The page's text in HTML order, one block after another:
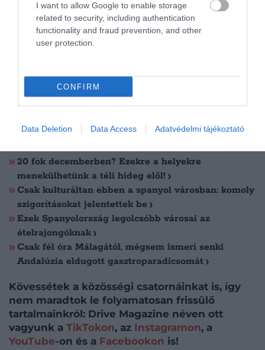
I want to allow Google to enable storage
related to security, including authentication
functionality and fraud prevention, and other
user protection.
CONFIRM
Data Deletion Data Access Adatvédelmi tájékoztató
magánszállásokig.
A szakértő Córdoba festői városa mellett további
spanyolországi rejtett gyöngyszemként
emelte ki.
20 fok decemberben? Ezekre a helyekre
menekülhetünk a téli hideg elől!
Csak kulturáltan ebben a spanyol városban: komoly
szigorításokat jelentettek be
Ezek Spanyolország legolcsóbb városai az
ételrajongóknak
Csak fél óra Málagától, mégsem ismeri senki
Andalúzia eldugott gasztroparadicsomát
Kövessétek a közösségi csatornáinkat is, így
nem maradtok le folyamatosan frissülő
tartalmainkról: Drive Magazine néven ott
vagyunk a TikTokon, az Instagramon, a
YouTube-on és a Facebookon is!